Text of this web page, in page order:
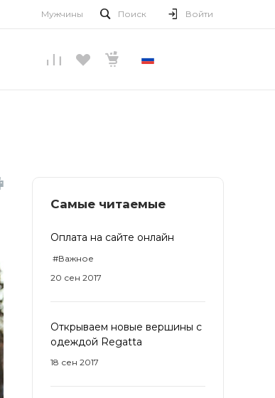
Мужчины Поиск Войти
Самые читаемые
Оплата на сайте онлайн
#Важное
20 сен 2017
Открываем новые вершины с
одеждой Regatta
18 сен 2017